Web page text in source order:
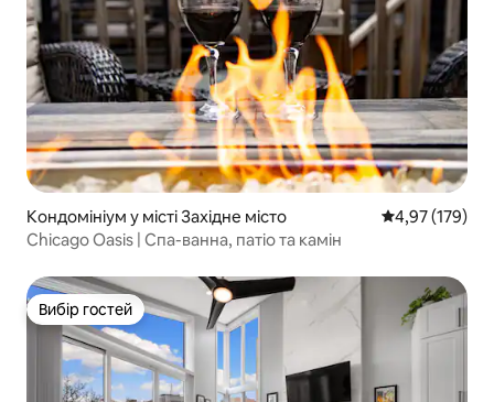
Кондомініум у місті Західне місто Середня
4,97 (179)
Chicago Oasis | Спа-ванна, патіо та камін
Вибір гостей
Вибір гостей